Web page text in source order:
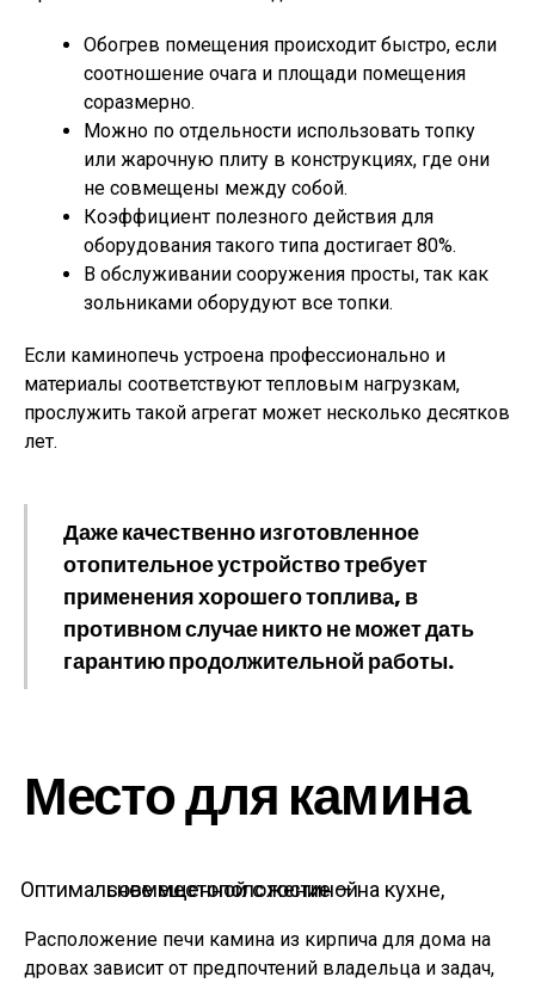
Обогрев помещения происходит быстро, если
соотношение очага и площади помещения
соразмерно.
Можно по отдельности использовать топку
или жарочную плиту в конструкциях, где они
не совмещены между собой.
Коэффициент полезного действия для
оборудования такого типа достигает 80%.
В обслуживании сооружения просты, так как
зольниками оборудуют все топки.
Если каминопечь устроена профессионально и
материалы соответствуют тепловым нагрузкам,
прослужить такой агрегат может несколько десятков
лет.
Даже качественно изготовленное
отопительное устройство требует
применения хорошего топлива, в
противном случае никто не может дать
гарантию продолжительной работы.
Место для камина
Оптимальное местоположение — на кухне, совмещенной с гостиной
Расположение печи камина из кирпича для дома на
дровах зависит от предпочтений владельца и задач,